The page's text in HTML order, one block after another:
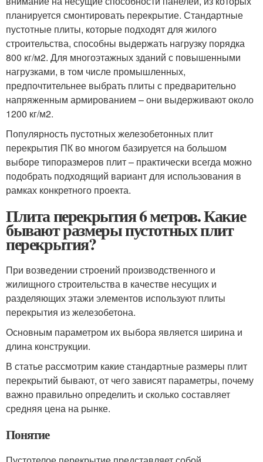
планируется смонтировать перекрытие. Стандартные
пустотные плиты, которые подходят для жилого
строительства, способны выдержать нагрузку порядка
800 кг/м2. Для многоэтажных зданий с повышенными
нагрузками, в том числе промышленных,
предпочтительнее выбрать плиты с предварительно
напряженным армированием – они выдерживают около
1200 кг/м2.
Популярность пустотных железобетонных плит
перекрытия ПК во многом базируется на большом
выборе типоразмеров плит – практически всегда можно
подобрать подходящий вариант для использования в
рамках конкретного проекта.
Плита перекрытия 6 метров. Какие
бывают размеры пустотных плит
перекрытия?
При возведении строений производственного и
жилищного строительства в качестве несущих и
разделяющих этажи элементов используют плиты
перекрытия из железобетона.
Основным параметром их выбора является ширина и
длина конструкции.
В статье рассмотрим какие стандартные размеры плит
перекрытий бывают, от чего зависят параметры, почему
важно правильно определить и сколько составляет
средняя цена на рынке.
Понятие